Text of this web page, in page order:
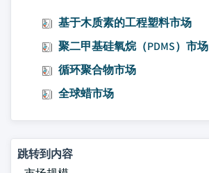
基于木质素的工程塑料市场
聚二甲基硅氧烷（PDMS）市场
循环聚合物市场
全球蜡市场
跳转到内容